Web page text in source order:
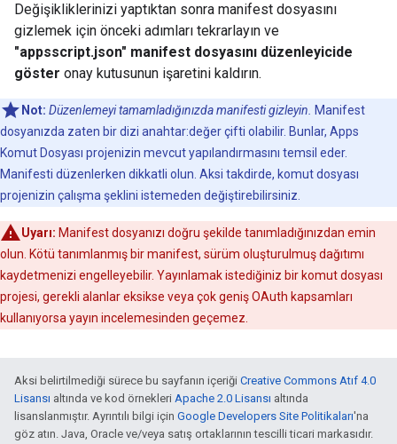
Değişikliklerinizi yaptıktan sonra manifest dosyasını
gizlemek için önceki adımları tekrarlayın ve
"appsscript.json" manifest dosyasını düzenleyicide
göster onay kutusunun işaretini kaldırın.
Not: Düzenlemeyi tamamladığınızda manifesti gizleyin.
Manifest
dosyanızda zaten bir dizi anahtar:değer çifti olabilir. Bunlar, Apps
Komut Dosyası projenizin mevcut yapılandırmasını temsil eder.
Manifesti düzenlerken dikkatli olun. Aksi takdirde, komut dosyası
projenizin çalışma şeklini istemeden değiştirebilirsiniz.
Uyarı: Manifest dosyanızı doğru şekilde tanımladığınızdan emin
olun. Kötü tanımlanmış bir manifest, sürüm oluşturulmuş dağıtımı
kaydetmenizi engelleyebilir. Yayınlamak istediğiniz bir komut dosyası
projesi, gerekli alanlar eksikse veya çok geniş OAuth kapsamları
kullanıyorsa yayın incelemesinden geçemez.
Aksi belirtilmediği sürece bu sayfanın içeriği Creative Commons Atıf 4.0
Lisansı altında ve kod örnekleri Apache 2.0 Lisansı altında
lisanslanmıştır. Ayrıntılı bilgi için Google Developers Site Politikaları'na
göz atın. Java, Oracle ve/veya satış ortaklarının tescilli ticari markasıdır.